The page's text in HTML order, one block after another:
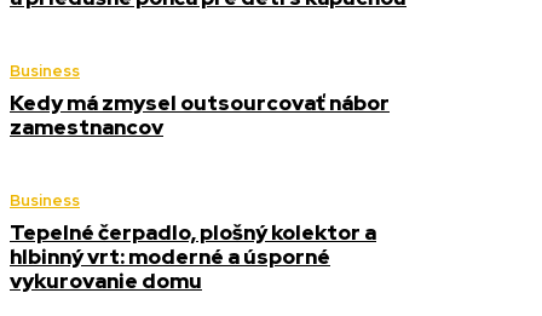
Business
Kedy má zmysel outsourcovať nábor
zamestnancov
Business
Tepelné čerpadlo, plošný kolektor a
hlbinný vrt: moderné a úsporné
vykurovanie domu